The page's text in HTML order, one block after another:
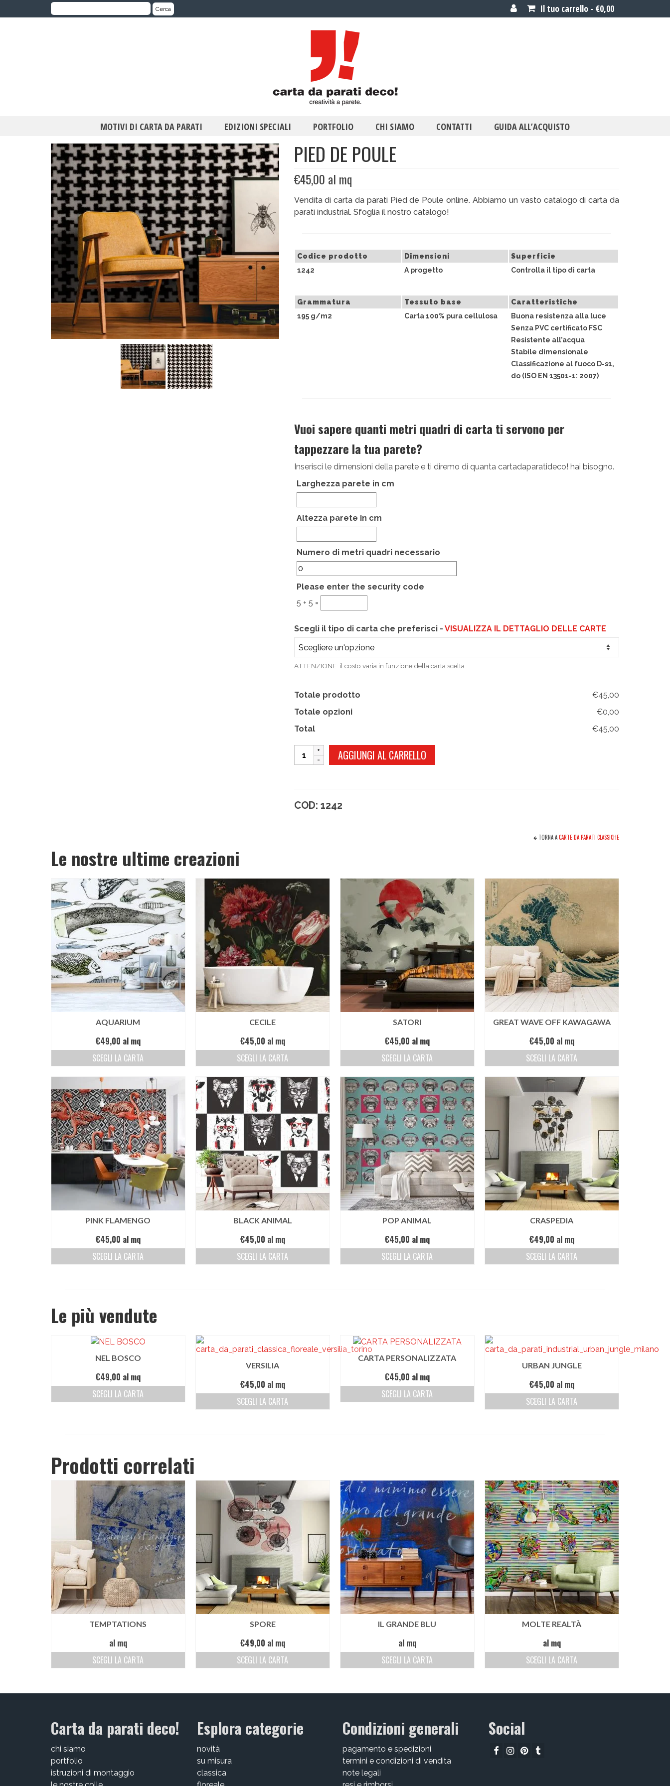
Il tuo carrello - €0,00
Cerca: Cerca
MOTIVI DI CARTA DA PARATI EDIZIONI SPECIALI PORTFOLIO CHI SIAMO CONTATTI GUIDA ALL’ACQUISTO
PIED DE POULE
€45,00 al mq
Vendita di carta da parati Pied de Poule online. Abbiamo un vasto catalogo di carta da
parati industrial. Sfoglia il nostro catalogo!
Codice prodotto Dimensioni
Superficie
1242
A progetto Controlla il tipo di carta
Grammatura Tessuto base
Caratteristiche
195 g/m2
Carta 100% pura cellulosa
Buona resistenza alla luce
Senza PVC certificato FSC
Resistente all’acqua
Stabile dimensionale
Classificazione al fuoco D-s1,
do (ISO EN 13501-1: 2007)
Vuoi sapere quanti metri quadri di carta ti servono per
tappezzare la tua parete?
Inserisci le dimensioni della parete e ti diremo di quanta cartadaparatideco! hai bisogno.
Larghezza parete in cm
Altezza parete in cm
Hidden
Numero di metri quadri necessario
Please enter the security code
5 + 5 =
Scegli il tipo di carta che preferisci - VISUALIZZA IL DETTAGLIO DELLE CARTE
ATTENZIONE: il costo varia in funzione della carta scelta
Totale prodotto
€45,00
Totale opzioni
€0,00
Total
€45,00
DE
AGGIUNGI AL CARRELLO
COD: 1242
TORNA ACARTE DA PARATI CLASSICHE
Le nostre ultime creazioni
AQUARIUM
€49,00 al mq
SCEGLI LA CARTA
CECILE
€45,00 al mq
SCEGLI LA CARTA
SATORI
€45,00 al mq
SCEGLI LA CARTA
GREAT WAVE OFF KAWAGAWA
€45,00 al mq
SCEGLI LA CARTA
PINK FLAMENGO
€45,00 al mq
SCEGLI LA CARTA
BLACK ANIMAL
€45,00 al mq
SCEGLI LA CARTA
POP ANIMAL
€45,00 al mq
SCEGLI LA CARTA
CRASPEDIA
€49,00 al mq
SCEGLI LA CARTA
Le più vendute
NEL BOSCO
€49,00 al mq
SCEGLI LA CARTA
VERSILIA
€45,00 al mq
SCEGLI LA CARTA
CARTA PERSONALIZZATA
€45,00 al mq
SCEGLI LA CARTA
URBAN JUNGLE
€45,00 al mq
SCEGLI LA CARTA
Prodotti correlati
TEMPTATIONS
al mq
SCEGLI LA CARTA
SPORE
€49,00 al mq
SCEGLI LA CARTA
IL GRANDE BLU
al mq
SCEGLI LA CARTA
MOLTE REALTÀ
al mq
SCEGLI LA CARTA
Carta da parati deco!
chi siamo
portfolio
istruzioni di montaggio
Esplora categorie
novità
su misura
classica
Condizioni generali
pagamento e spedizioni
termini e condizioni di vendita
note legali
Social